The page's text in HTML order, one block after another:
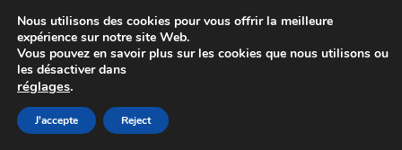
Colissimo livraison à partir de 7 EUR
Du lundi au vendredi de 9 h à 16 h
Aller
à
Aller
au
Nous utilisons des cookies pour vous offrir la meilleure
expérience sur notre site Web.
Vous pouvez en savoir plus sur les cookies que nous utilisons ou
les désactiver dans
réglages.
J'accepte Reject